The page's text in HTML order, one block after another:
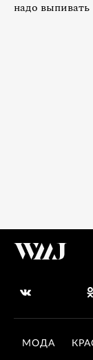
надо выпивать
МОДА